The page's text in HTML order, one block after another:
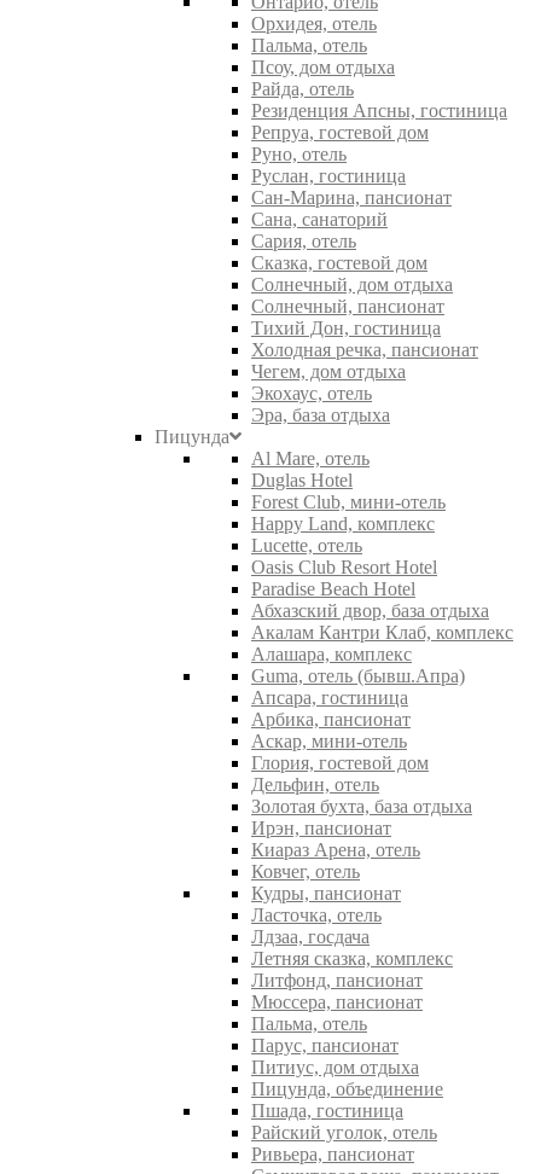
Орхидея, отель
Пальма, отель
Псоу, дом отдыха
Райда, отель
Резиденция Апсны, гостиница
Репруа, гостевой дом
Руно, отель
Руслан, гостиница
Сан-Марина, пансионат
Сана, санаторий
Сария, отель
Сказка, гостевой дом
Солнечный, дом отдыха
Солнечный, пансионат
Тихий Дон, гостиница
Холодная речка, пансионат
Чегем, дом отдыха
Экохаус, отель
Эра, база отдыха
Пицунда
Al Mare, отель
Duglas Hotel
Forest Club, мини-отель
Happy Land, комплекс
Lucette, отель
Oasis Club Resort Hotel
Paradise Beach Hotel
Абхазский двор, база отдыха
Акалам Кантри Клаб, комплекс
Алашара, комплекс
Guma, отель (бывш.Апра)
Апсара, гостиница
Арбика, пансионат
Аскар, мини-отель
Глория, гостевой дом
Дельфин, отель
Золотая бухта, база отдыха
Ирэн, пансионат
Киараз Арена, отель
Ковчег, отель
Кудры, пансионат
Ласточка, отель
Лдзаа, госдача
Летняя сказка, комплекс
Литфонд, пансионат
Мюссера, пансионат
Пальма, отель
Парус, пансионат
Питиус, дом отдыха
Пицунда, объединение
Пшада, гостиница
Райский уголок, отель
Ривьера, пансионат